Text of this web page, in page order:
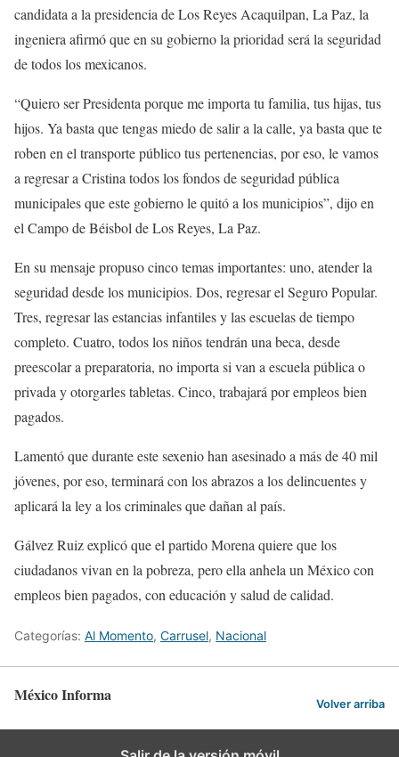
candidata a la presidencia de Los Reyes Acaquilpan, La Paz, la
ingeniera afirmó que en su gobierno la prioridad será la seguridad
de todos los mexicanos.
“Quiero ser Presidenta porque me importa tu familia, tus hijas, tus
hijos. Ya basta que tengas miedo de salir a la calle, ya basta que te
roben en el transporte público tus pertenencias, por eso, le vamos
a regresar a Cristina todos los fondos de seguridad pública
municipales que este gobierno le quitó a los municipios”, dijo en
el Campo de Béisbol de Los Reyes, La Paz.
En su mensaje propuso cinco temas importantes: uno, atender la
seguridad desde los municipios. Dos, regresar el Seguro Popular.
Tres, regresar las estancias infantiles y las escuelas de tiempo
completo. Cuatro, todos los niños tendrán una beca, desde
preescolar a preparatoria, no importa si van a escuela pública o
privada y otorgarles tabletas. Cinco, trabajará por empleos bien
pagados.
Lamentó que durante este sexenio han asesinado a más de 40 mil
jóvenes, por eso, terminará con los abrazos a los delincuentes y
aplicará la ley a los criminales que dañan al país.
Gálvez Ruiz explicó que el partido Morena quiere que los
ciudadanos vivan en la pobreza, pero ella anhela un México con
empleos bien pagados, con educación y salud de calidad.
Categorías: Al Momento, Carrusel, Nacional
México Informa Volver arriba